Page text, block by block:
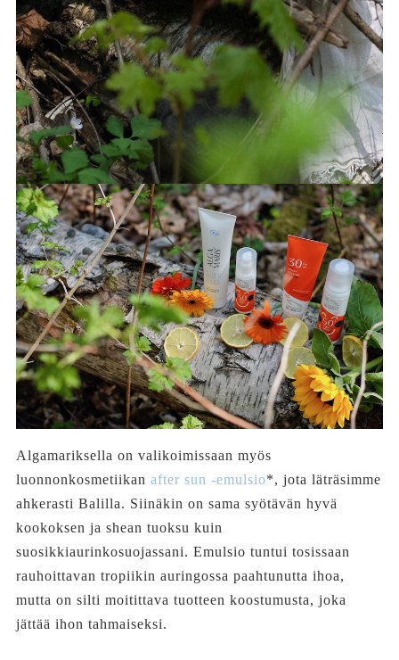
Algamariksella on valikoimissaan myös
luonnonkosmetiikan after sun -emulsio*, jota läträsimme
ahkerasti Balilla. Siinäkin on sama syötävän hyvä
kookoksen ja shean tuoksu kuin
suosikkiaurinkosuojassani. Emulsio tuntui tosissaan
rauhoittavan tropiikin auringossa paahtunutta ihoa,
mutta on silti moitittava tuotteen koostumusta, joka
jättää ihon tahmaiseksi.